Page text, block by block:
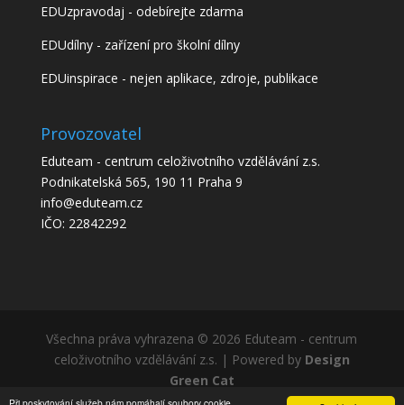
EDUzpravodaj - odebírejte zdarma
EDUdílny - zařízení pro školní dílny
EDUinspirace - nejen aplikace, zdroje, publikace
Provozovatel
Eduteam - centrum celoživotního vzdělávání z.s.
Podnikatelská 565, 190 11 Praha 9
info@eduteam.cz
IČO: 22842292
Všechna práva vyhrazena © 2026 Eduteam - centrum
celoživotního vzdělávání z.s. | Powered by Design
Green Cat